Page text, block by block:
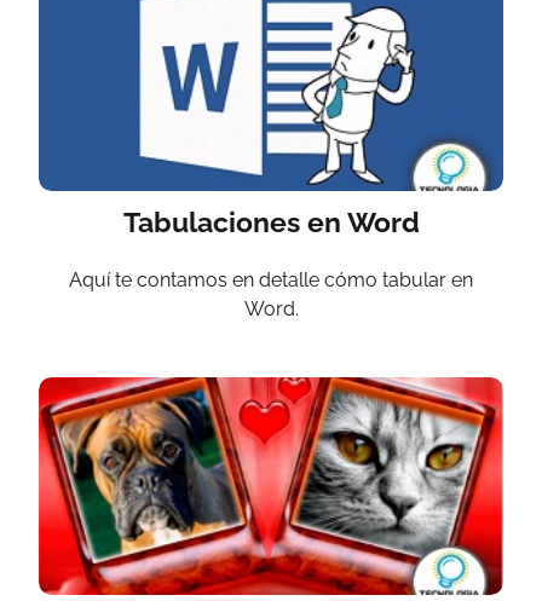
Tabulaciones en Word
Aquí te contamos en detalle cómo tabular en
Word.